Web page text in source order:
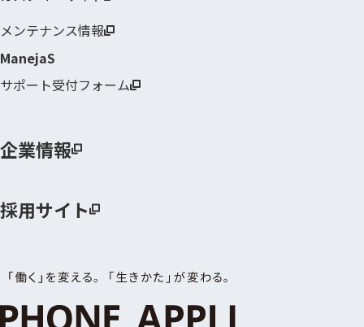
メンテナンス情報
ManejaS
サポート受付フォーム
企業情報
採用サイト